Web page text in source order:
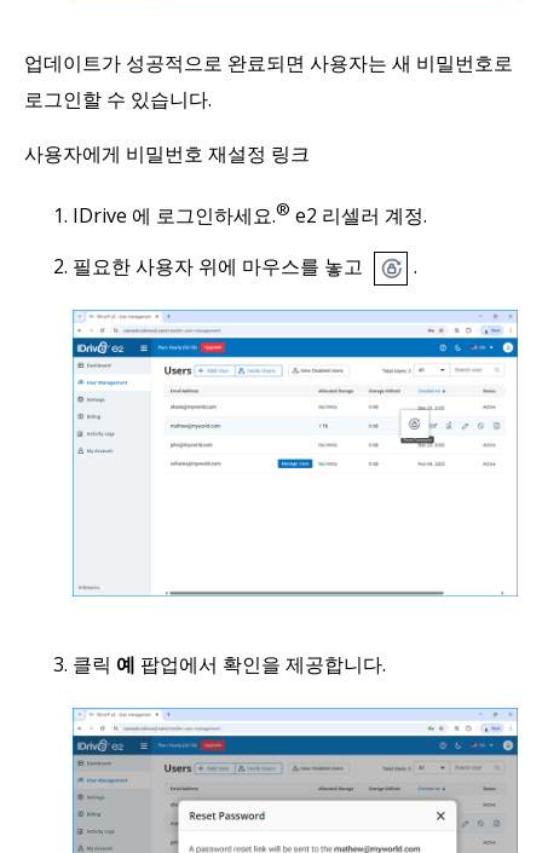
업데이트가 성공적으로 완료되면 사용자는 새 비밀번호로
로그인할 수 있습니다.
사용자에게 비밀번호 재설정 링크
IDrive 에 로그인하세요.® e2 리셀러 계정.
필요한 사용자 위에 마우스를 놓고
.
클릭 예 팝업에서 확인을 제공합니다.